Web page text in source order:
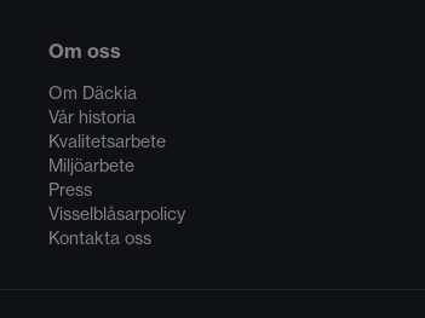
Om oss
Om Däckia
Vår historia
Kvalitetsarbete
Miljöarbete
Press
Visselblåsarpolicy
Kontakta oss